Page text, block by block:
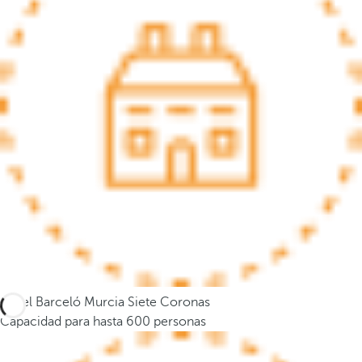
e
m
u
e
v
e
a
r
a
Hotel Barceló Murcia Siete Coronas
Capacidad para hasta 600 personas